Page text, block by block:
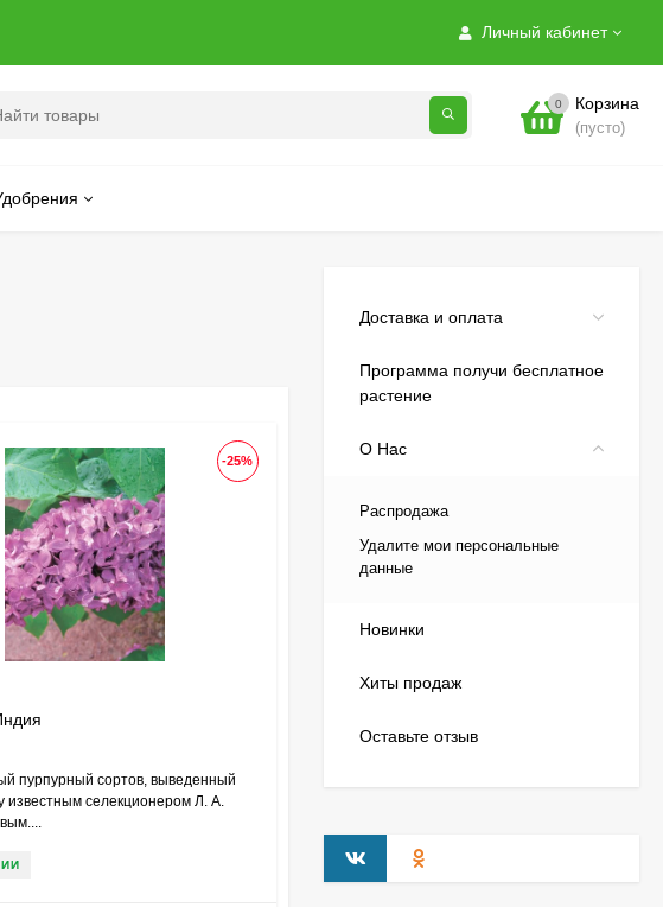
Личный кабинет
0 Корзина
(пусто)
-25%
пурпурный сортов, выведенный
известным селекционером Л. А.
Доставка и оплата
Программа получи бесплатное
растение
О Нас
Распродажа
Удалите мои персональные
данные
Новинки
Хиты продаж
Оставьте отзыв
700
520
Гортензия Саммер Лав
Зебра (Golden Zebra)